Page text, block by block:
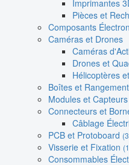
Imprimantes
Pièces et
Composants
Caméras et Drones
Caméras
Drones et
Hélicoptères
Boîtes et
Modules et
Connecteurs et
Câblage
PCB et Protoboard
Visserie et Fixation
Consommables